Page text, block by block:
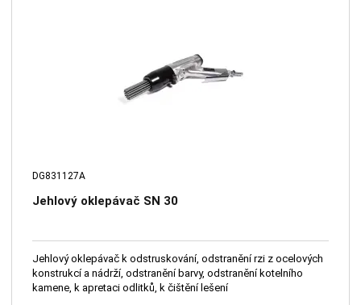
DG831127A
Jehlový oklepávač SN 30
Jehlový oklepávač k odstruskování, odstranění rzi z ocelových
konstrukcí a nádrží, odstranění barvy, odstranění kotelního
kamene, k apretaci odlitků, k čištění lešení